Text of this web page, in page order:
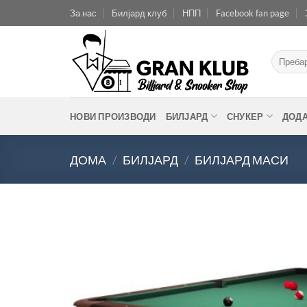
to
За нас Билјард клуб НПП Facebook fan page
Барај
за:
НОВИ ПРОИЗВОДИ БИЛЈАРД СНУКЕР
ДОМА / БИЛЈАРД / БИЛЈАРД МАСИ